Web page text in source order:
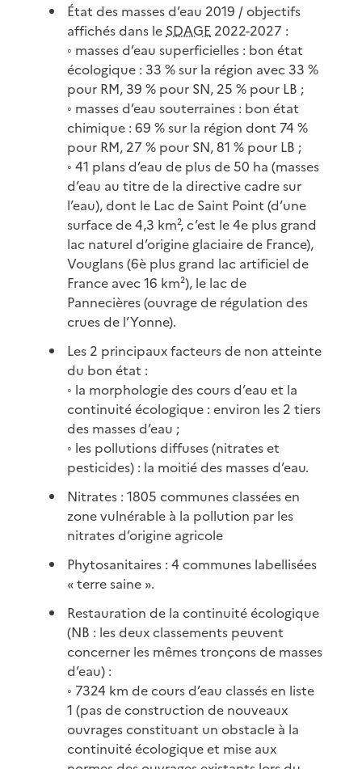
État des masses d’eau 2019 / objectifs
affichés dans le SDAGE 2022-2027 :
◦ masses d’eau superficielles : bon état
écologique : 33 % sur la région avec 33 %
pour RM, 39 % pour SN, 25 % pour LB ;
◦ masses d’eau souterraines : bon état
chimique : 69 % sur la région dont 74 %
pour RM, 27 % pour SN, 81 % pour LB ;
◦ 41 plans d’eau de plus de 50 ha (masses
d’eau au titre de la directive cadre sur
l’eau), dont le Lac de Saint Point (d’une
surface de 4,3 km², c’est le 4e plus grand
lac naturel d’origine glaciaire de France),
Vouglans (6è plus grand lac artificiel de
France avec 16 km²), le lac de
Pannecières (ouvrage de régulation des
crues de l’Yonne).
Les 2 principaux facteurs de non atteinte
du bon état :
◦ la morphologie des cours d’eau et la
continuité écologique : environ les 2 tiers
des masses d’eau ;
◦ les pollutions diffuses (nitrates et
pesticides) : la moitié des masses d’eau.
Nitrates : 1805 communes classées en
zone vulnérable à la pollution par les
nitrates d’origine agricole
Phytosanitaires : 4 communes labellisées
« terre saine ».
Restauration de la continuité écologique
(NB : les deux classements peuvent
concerner les mêmes tronçons de masses
d’eau) :
◦ 7324 km de cours d’eau classés en liste
1 (pas de construction de nouveaux
ouvrages constituant un obstacle à la
continuité écologique et mise aux